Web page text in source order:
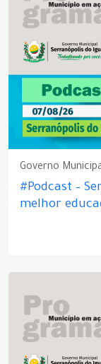
Governo
#Podcast –
melhor